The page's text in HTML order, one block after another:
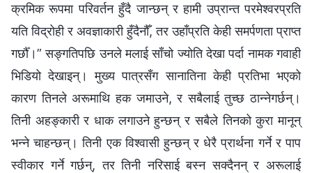
क्रमिक रूपमा परिवर्तन हुँदै जान्छन् र हामी उप्रान्त परमेश्‍वरप्रति
यति विद्रोही र अवज्ञाकारी हुँदैनौँ, तर उहाँप्रति केही समर्पणता प्राप्त
गर्छौँ।” सङ्गतिपछि उनले मलाई साँचो ज्योति देखा पर्दा नामक गवाही
भिडियो देखाइन्। मुख्य पात्रसँग सानातिना केही प्रतिभा भएको
कारण तिनले अरूमाथि हक जमाउने, र सबैलाई तुच्छ ठान्नेगर्छन्।
तिनी अहङ्कारी र धाक लगाउने हुन्छन् र सबैले तिनको कुरा मानून्
भन्‍ने चाहन्छन्। तिनी एक विश्‍वासी हुन्छन् र धेरै प्रार्थना गर्ने र पाप
स्वीकार गर्ने गर्छन्, तर तिनी नरिसाई बस्‍न सक्दैनन् र अरूलाई